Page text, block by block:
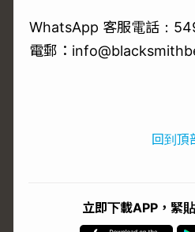
WhatsApp 客服電話：
電郵：
回到頂
立即下載APP，緊